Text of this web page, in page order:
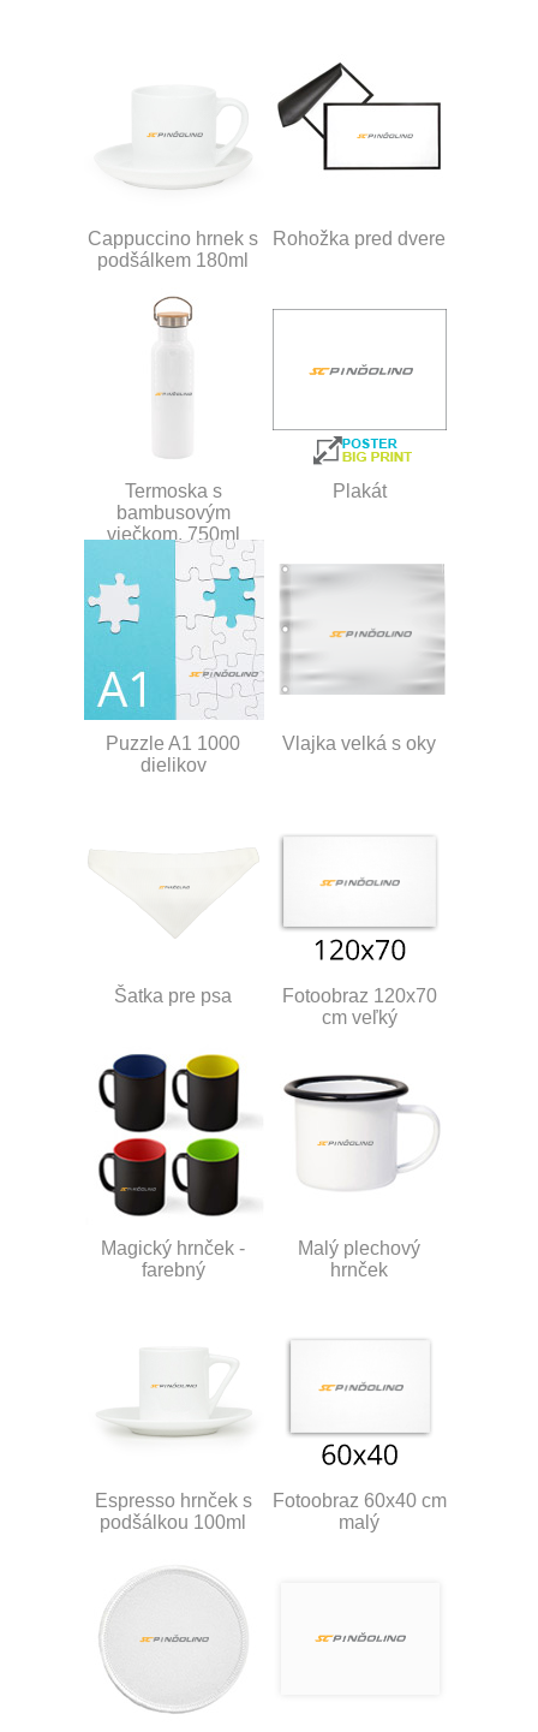
Cappuccino hrnek s
podšálkem 180ml
Rohožka pred dvere
Termoska s
bambusovým
viečkom, 750ml
Plakát
Puzzle A1 1000
dielikov
Vlajka velká s oky
Šatka pre psa
Fotoobraz 120x70
cm veľký
Magický hrnček -
farebný
Malý plechový
hrnček
Espresso hrnček s
podšálkou 100ml
Fotoobraz 60x40 cm
malý